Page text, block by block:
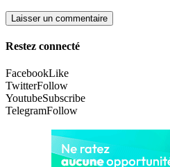
Restez connecté
FacebookLike
TwitterFollow
YoutubeSubscribe
TelegramFollow